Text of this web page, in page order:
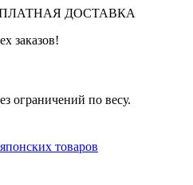
ДОСТАВКА
заказов!
ограничений по весу.